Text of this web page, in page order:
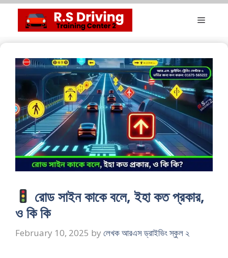
content
Menu
রোড সাইন কাকে বলে, ইহা কত প্রকার,
ও কি কি
February 10, 2025 by লেখক আরএস ড্রাইভিং স্কুল ২